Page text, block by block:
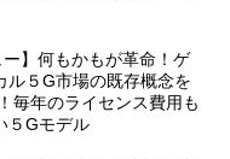
ー】何もかもが革命！ゲ
ル５G市場の既存概念を
毎年のライセンス費用も
５Gモデル